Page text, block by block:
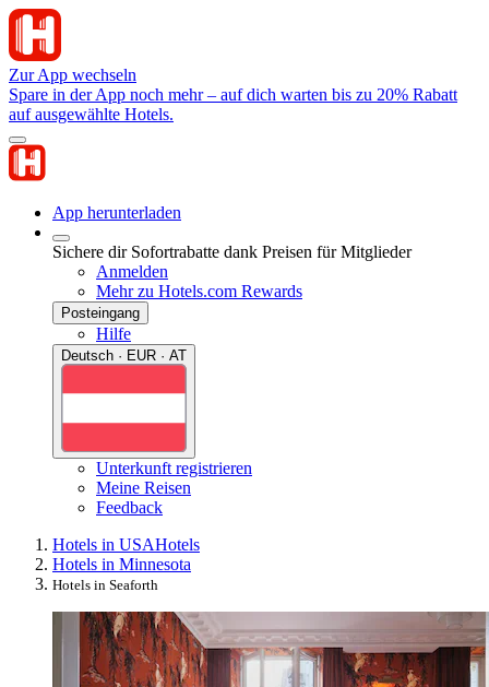
Zur App wechseln
Spare in der App noch mehr – auf dich warten bis zu 20% Rabatt
auf ausgewählte Hotels.
App herunterladen
Sichere dir Sofortrabatte dank Preisen für Mitglieder
Anmelden
Mehr zu Hotels.com Rewards
Posteingang
Hilfe
Deutsch · EUR · AT
Unterkunft registrieren
Meine Reisen
Feedback
Hotels in USAHotels
Hotels in Minnesota
Hotels in Seaforth